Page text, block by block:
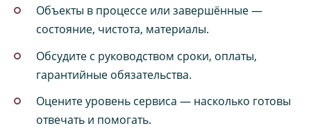
Объекты в процессе или завершённые —
состояние, чистота, материалы.
Обсудите с руководством сроки, оплаты,
гарантийные обязательства.
Оцените уровень сервиса — насколько готовы
отвечать и помогать.